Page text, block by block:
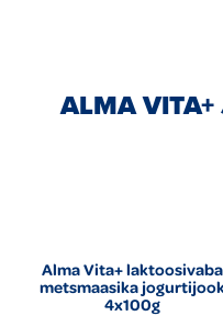
ALMA VITA+
Alma Vita+ laktoosivaba
metsmaasika jogurtijook
4x100g